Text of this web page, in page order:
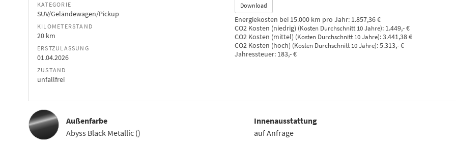
KATEGORIE
SUV/Geländewagen/Pickup
KILOMETERSTAND
20 km
ERSTZULASSUNG
01.04.2026
ZUSTAND
unfallfrei
Download
Energiekosten bei 15.000 km pro Jahr: 1.857,36 €
CO2 Kosten (niedrig) (Kosten Durchschnitt 10 Jahre): 1.449,- €
CO2 Kosten (mittel) (Kosten Durchschnitt 10 Jahre):3.441,38 €
CO2 Kosten (hoch) (Kosten Durchschnitt 10 Jahre):5.313,- €
Jahressteuer: 183,- €
Außenfarbe
Abyss Black Metallic ()
Innenausstattung
auf Anfrage